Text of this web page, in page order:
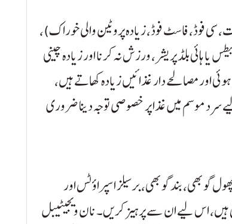
سی فوڈ، فاسٹ فوڈ، زیادہ پروٹین والی خوراک)،
ہائی بلڈ پریشر، ورزش نہ کرنا اور زیادہ چینی
اور مصالحے دار غذائیں زیادہ کھاتے ہیں،
موسم میں غذا پر خصوصی توجہ دینا ضروری
گوبھی، بند گوبھی، برسیلز اسپراؤٹس اور
ہیں، اس لیے ان سے پرہیز کریں۔ نان ویجیٹیبل